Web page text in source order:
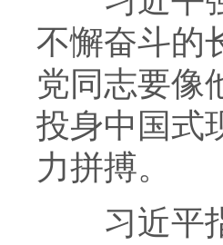
不懈奋斗的
党同志要像
投身中国式
力拼搏。
习近平指